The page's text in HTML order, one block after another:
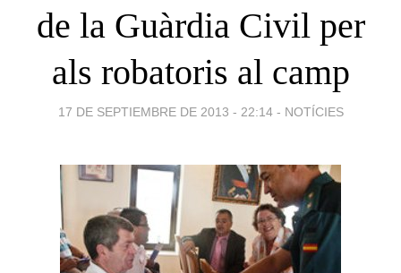
de la Guàrdia Civil per
als robatoris al camp
17 DE SEPTIEMBRE DE 2013 - 22:14 - NOTÍCIES